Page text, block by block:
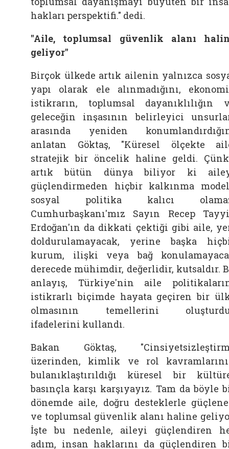
hakları perspektifi." dedi.
"Aile, toplumsal güvenlik alanı
geliyor"
Birçok ülkede artık ailenin yalnızca
yapı olarak ele alınmadığını,
istikrarın, toplumsal dayanıklılığın
geleceğin inşasının belirleyici
arasında yeniden
anlatan Göktaş, "Küresel ölçekte
stratejik bir öncelik haline geldi.
artık bütün dünya biliyor ki
güçlendirmeden hiçbir kalkınma
sosyal politika kalıcı
Cumhurbaşkanı'mız Sayın Recep
Erdoğan'ın da dikkati çektiği gibi aile,
doldurulamayacak, yerine başka
kurum, ilişki veya bağ
derecede mühimdir, değerlidir, kutsaldır.
anlayış, Türkiye'nin aile
istikrarlı biçimde hayata geçiren bir
olmasının temellerini
ifadelerini kullandı.
Bakan Göktaş,
üzerinden, kimlik ve rol
bulanıklaştırıldığı küresel bir
basınçla karşı karşıyayız. Tam da böyle
dönemde aile, doğru desteklerle
ve toplumsal güvenlik alanı haline
İşte bu nedenle, aileyi güçlendiren
adım, insan haklarını da güçlendiren